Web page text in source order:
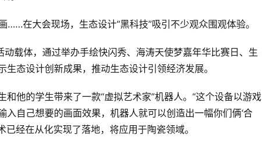
在大会现场，生态设计“黑科技”吸引不少观众围观体验。
载体，通过举办手绘快闪秀、海涛天使梦嘉年华比赛日、生
态设计创新成果，推动生态设计引领经济发展。
他的学生带来了一款“虚拟艺术家”机器人。“这个设备以游戏
自己想要的画面效果，机器人就可以创造出一幅你们俩‘合
经在从化实现了落地，将应用于陶瓷领域。